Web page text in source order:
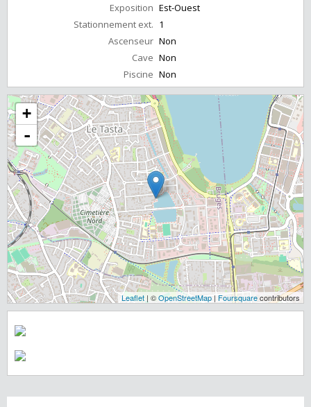
Exposition Est-Ouest
Stationnement ext. 1
Ascenseur Non
Cave Non
Piscine Non
+
-
Leaflet | ©OpenStreetMap | Foursquarecontributors